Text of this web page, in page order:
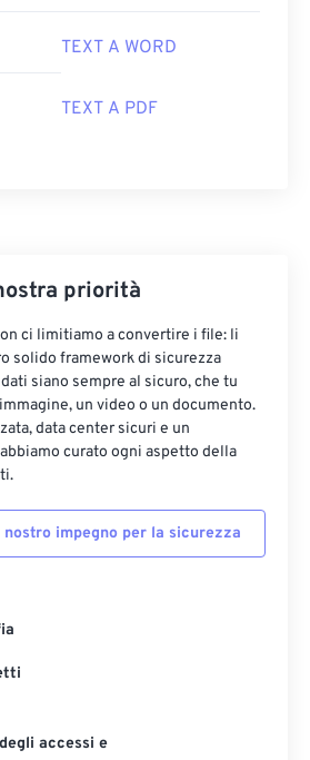
TEXT A WORD
TEXT A PDF
priorità
ci limitiamo a convertire i file: li
solido framework di sicurezza
siano sempre al sicuro, che tu
un video o un documento.
data center sicuri e un
curato ogni aspetto della
impegno per la sicurezza
accessi e